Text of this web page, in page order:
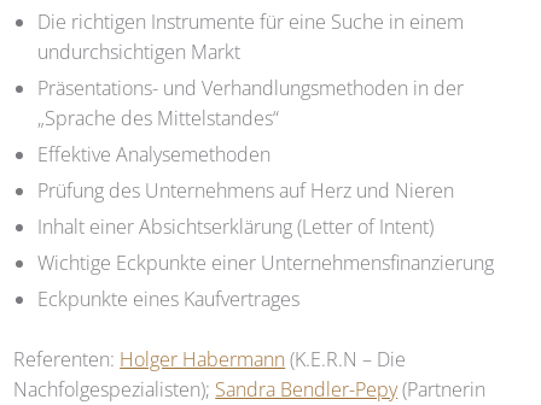
Die richtigen Instrumente für eine Suche in einem
undurchsichtigen Markt
Präsentations- und Verhandlungsmethoden in der
„Sprache des Mittelstandes“
Effektive Analysemethoden
Prüfung des Unternehmens auf Herz und Nieren
Inhalt einer Absichtserklärung (Letter of Intent)
Wichtige Eckpunkte einer Unternehmensfinanzierung
Eckpunkte eines Kaufvertrages
Referenten: Holger Habermann (K.E.R.N – Die
Nachfolgespezialisten); Sandra Bendler-Pepy(Partnerin